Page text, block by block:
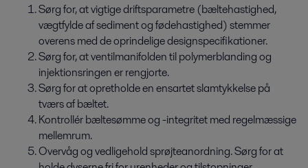
Sørg for, at vigtige driftsparametre (bæltehastighed,
vægtfylde af sediment og fødehastighed) stemmer
overens med de oprindelige designspecifikationer.
Sørg for, at ventilmanifolden til polymerblanding og
injektionsringen er rengjorte.
Sørg for at opretholde en ensartet slamtykkelse på
tværs af bæltet.
Kontrollér bæltesømme og -integritet med regelmæssige
mellemrum.
Overvåg og vedligehold sprøjteanordning. Sørg for at